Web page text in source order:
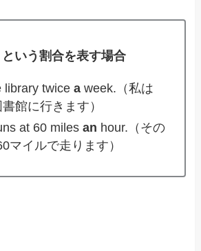
という割合を表す場合
library twicea week.（私は
館に行きます）
at 60 milesan hour.（その
マイルで走ります）